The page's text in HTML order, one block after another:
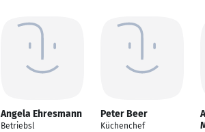
Angela Ehresmann
Betriebsl
Peter Beer
Küchenchef